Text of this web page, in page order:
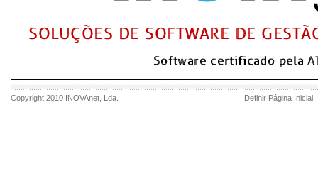
Copyright 2010 INOVAnet , Lda. Definir Página Inicial